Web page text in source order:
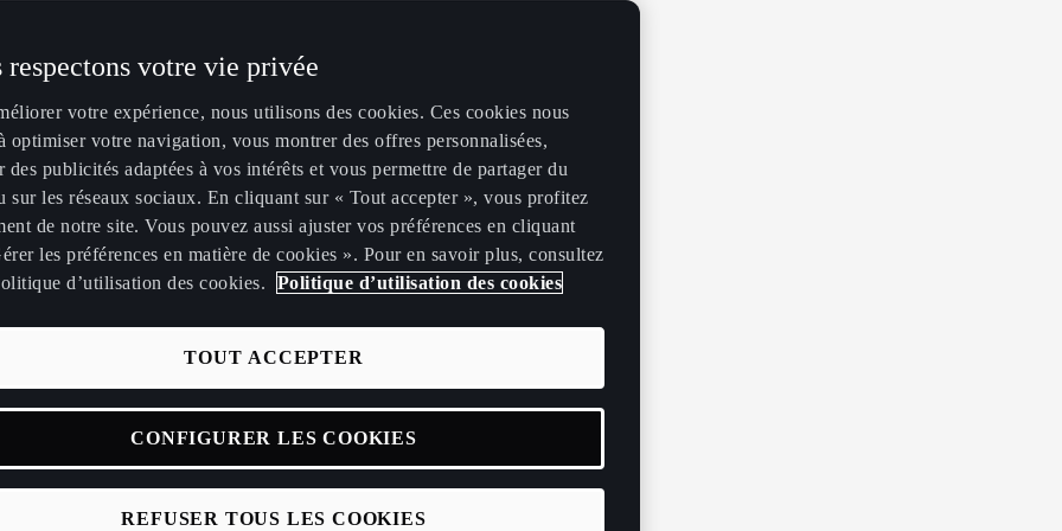
déposés par un partenaire pour notre compte
déposés par un tiers responsable du traitement
utilisés à des fins essentielles
utilisés à des fins non essentielles
stockés sur votre périphérique après le retrait de votre consentement
du refus / retrait de votre consentement aux cookies
cookies
de gestion des cookies
respectons votre vie privée
votre expérience, nous utilisons des cookies. Ces cookies nous
optimiser votre navigation, vous montrer des offres personnalisées,
des publicités adaptées à vos intérêts et vous permettre de partager du
sur les réseaux sociaux. En cliquant sur « Tout accepter », vous profitez
de notre site. Vous pouvez aussi ajuster vos préférences en cliquant
les préférences en matière de cookies ». Pour en savoir plus, consultez
d’utilisation des cookies.
Politique d’utilisation des cookies
REFUSER TOUS LES COOKIES
TOUT ACCEPTER
CONFIGURER LES COOKIES